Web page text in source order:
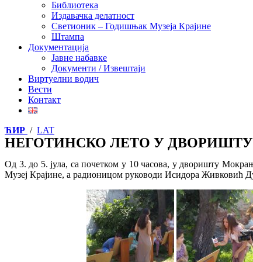
Библиотека
Издавачка делатност
Светионик – Годишњак Музеја Крајине
Штампа
Документација
Јавне набавке
Документи / Извештаји
Виртуелни водич
Вести
Контакт
ЋИР / LAT
НЕГОТИНСКО ЛЕТО У
Од 3. до 5. јула, са почетком у 10 часова, у дворишту
Музеј Крајине, а радионицом руководи Исидора Живковић